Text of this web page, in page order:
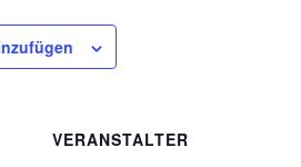
VERANSTALTER